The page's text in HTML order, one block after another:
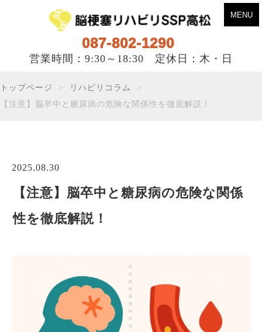
087-802-1290
営業時間：9:30～18:30 定休日：木・日
MENU
トップページ
リハビリコラム
【注意】脳卒中と糖尿病の危険な関係性を徹底解説！
2025.08.30
【注意】脳卒中と糖尿病の危険な関係
性を徹底解説！